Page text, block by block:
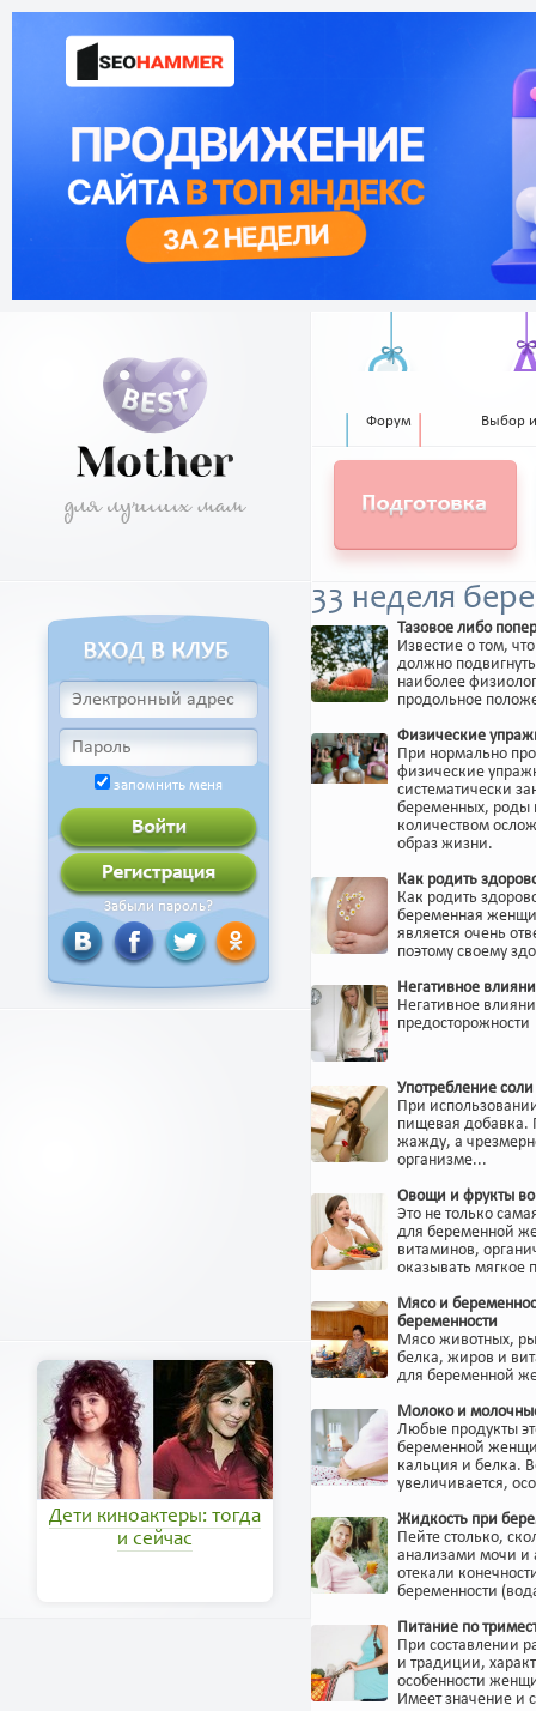
запомнить меня
Забыли пароль?
Дети киноактеры: тогда
и сейчас
Форум Выбор
33 неделя
Тазовое либо
Известие о том,
должно
наиболее
продольное
Физические
При нормально
физические
систематически
беременных, роды
количеством
образ жизни.
Как родить
Как родить
беременная
является очень
поэтому своему
Негативное
Негативное
предосторожности
Употребление
При
пищевая добавка.
жажду, а
организме...
Овощи и фрукты
Это не только
для беременной
витаминов,
оказывать мягкое
Мясо и
беременности
Мясо животных,
белка, жиров и
для беременной
Молоко и
Любые продукты
беременной
кальция и белка.
увеличивается,
Жидкость при
Пейте столько,
анализами мочи и
отекали
беременности
Питание по
При составлении
и традиции,
особенности
Имеет значение и